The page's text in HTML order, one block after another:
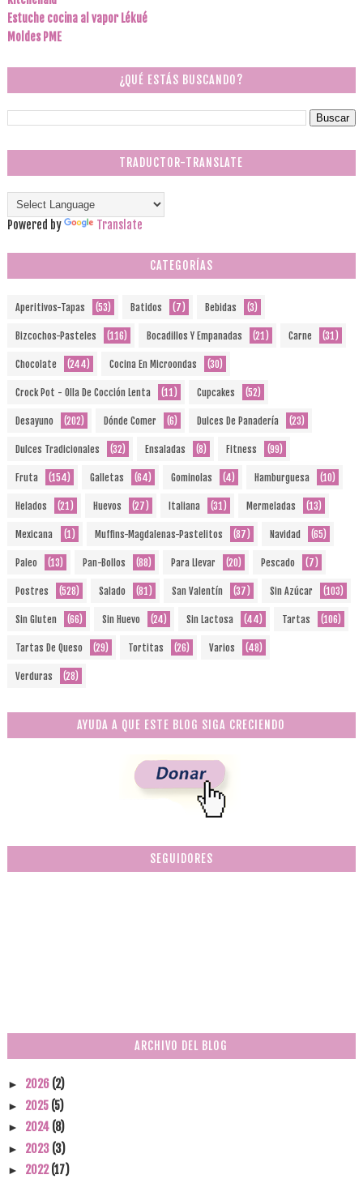
Estuche cocina al vapor Lékué
Moldes PME
¿QUÉ ESTÁS BUSCANDO?
TRADUCTOR-TRANSLATE
Powered by Translate
CATEGORÍAS
Aperitivos-Tapas (53) Batidos (7) Bebidas (3)
Bizcochos-Pasteles (116) Bocadillos Y Empanadas (21) Carne (31)
Chocolate (244) Cocina En Microondas (30)
Crock Pot - Olla De Cocción Lenta (11) Cupcakes (52)
Desayuno (202) Dónde Comer (6) Dulces De Panadería (23)
Dulces Tradicionales (32) Ensaladas (8) Fitness (99)
Fruta (154) Galletas (64) Gominolas (4) Hamburguesa (10)
Helados (21) Huevos (27) Italiana (31) Mermeladas (13)
Mexicana (1) Muffins-Magdalenas-Pastelitos (87) Navidad (65)
Paleo (13) Pan-Bollos (88) Para Llevar (20) Pescado (7)
Postres (528) Salado (81) San Valentín (37) Sin Azúcar (103)
Sin Gluten (66) Sin Huevo (24) Sin Lactosa (44) Tartas (106)
Tartas De Queso (29) Tortitas (26) Varios (48)
Verduras (28)
AYUDA A QUE ESTE BLOG SIGA CRECIENDO
SEGUIDORES
ARCHIVO DEL BLOG
► 2026 (2)
► 2025 (5)
► 2024 (8)
► 2023 (3)
► 2022(17)